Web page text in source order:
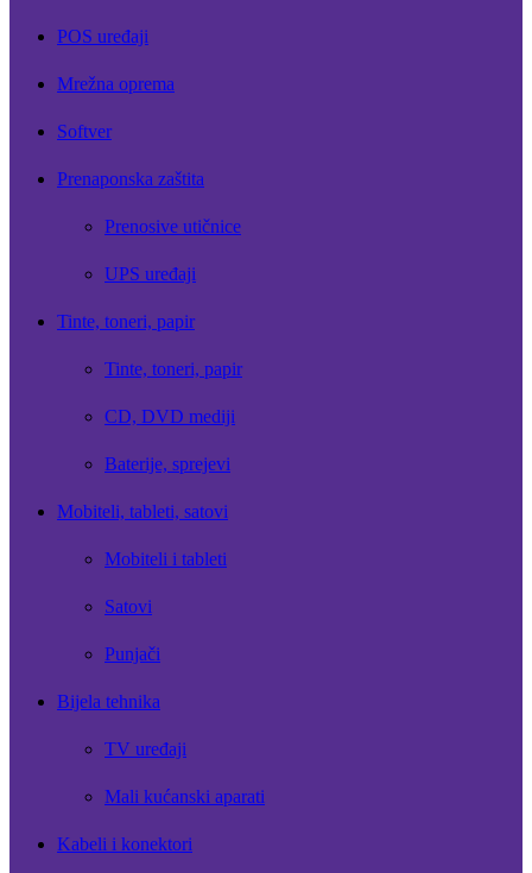
POS uređaji
Mrežna oprema
Softver
Prenaponska zaštita
Prenosive utičnice
UPS uređaji
Tinte, toneri, papir
Tinte, toneri, papir
CD, DVD mediji
Baterije, sprejevi
Mobiteli, tableti, satovi
Mobiteli i tableti
Satovi
Punjači
Bijela tehnika
TV uređaji
Mali kućanski aparati
Kabeli i konektori